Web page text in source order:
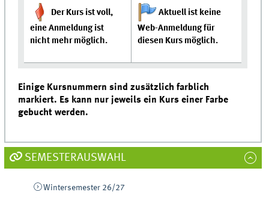
Der Kurs ist voll,
eine Anmeldung ist
nicht mehr möglich.
Aktuell ist keine
Web-Anmeldung für
diesen Kurs möglich.
Einige Kursnummern sind zusätzlich farblich
markiert. Es kann nur jeweils ein Kurs einer Farbe
gebucht werden.
SEMESTERAUSWAHL
Wintersemester 26/27